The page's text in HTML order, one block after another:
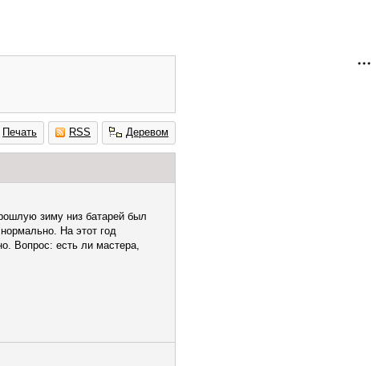
Печать RSS Деревом
зиму низ батарей был
На этот год
Вопрос: есть ли мастера,